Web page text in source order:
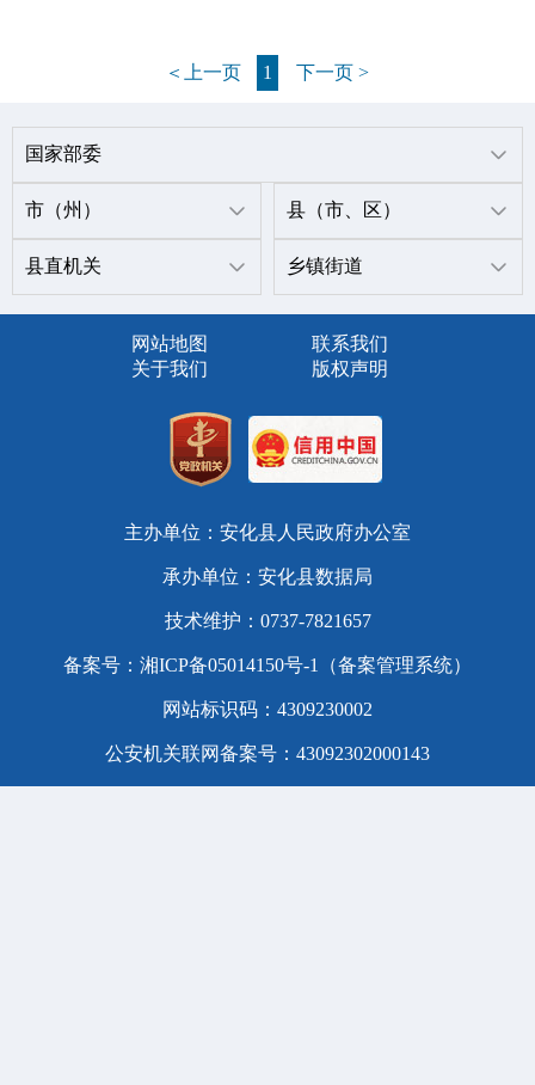
国家部委
市（州） 县（市、区）
县直机关 乡镇街道
网站地图
联系我们
关于我们
版权声明
主办单位：安化县人民政府办公室
承办单位：安化县数据局
技术维护：0737-7821657
备案号： 湘ICP备05014150号-1（备案管理系统）
网站标识码：4309230002
公安机关联网备案号：43092302000143